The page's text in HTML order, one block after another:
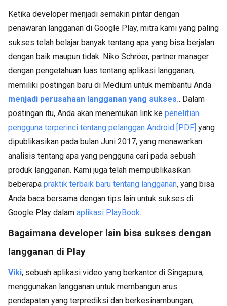
Ketika developer menjadi semakin pintar dengan
penawaran langganan di Google Play, mitra kami yang paling
sukses telah belajar banyak tentang apa yang bisa berjalan
dengan baik maupun tidak. Niko Schröer, partner manager
dengan pengetahuan luas tentang aplikasi langganan,
memiliki postingan baru di Medium untuk membantu Anda
menjadi perusahaan langganan yang sukses.. Dalam
postingan itu, Anda akan menemukan link ke penelitian
pengguna terperinci tentang pelanggan Android [PDF] yang
dipublikasikan pada bulan Juni 2017, yang menawarkan
analisis tentang apa yang pengguna cari pada sebuah
produk langganan. Kami juga telah mempublikasikan
beberapa praktik terbaik baru tentang langganan, yang bisa
Anda baca bersama dengan tips lain untuk sukses di
Google Play dalam aplikasi PlayBook.
Bagaimana developer lain bisa sukses dengan
langganan di Play
Viki, sebuah aplikasi video yang berkantor di Singapura,
menggunakan langganan untuk membangun arus
pendapatan yang terprediksi dan berkesinambungan,